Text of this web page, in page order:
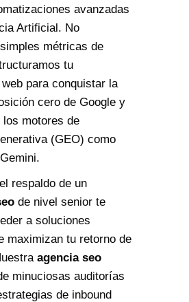
avanzadas
Artificial. No
métricas de
tu
para conquistar la
cero de Google y
motores de
(GEO) como
respaldo de un
de nivel senior te
a soluciones
maximizan tu retorno de
agencia seo
minuciosas auditorías
de inbound